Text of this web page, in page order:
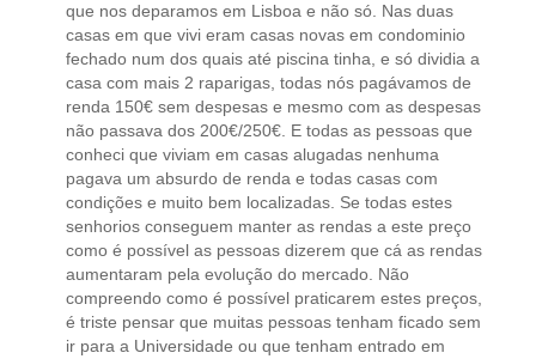
que nos deparamos em Lisboa e não só. Nas duas
casas em que vivi eram casas novas em condominio
fechado num dos quais até piscina tinha, e só dividia a
casa com mais 2 raparigas, todas nós pagávamos de
renda 150€ sem despesas e mesmo com as despesas
não passava dos 200€/250€. E todas as pessoas que
conheci que viviam em casas alugadas nenhuma
pagava um absurdo de renda e todas casas com
condições e muito bem localizadas. Se todas estes
senhorios conseguem manter as rendas a este preço
como é possível as pessoas dizerem que cá as rendas
aumentaram pela evolução do mercado. Não
compreendo como é possível praticarem estes preços,
é triste pensar que muitas pessoas tenham ficado sem
ir para a Universidade ou que tenham entrado em